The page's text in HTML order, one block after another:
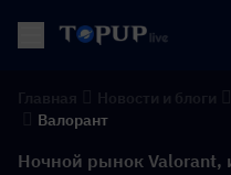
Валорант
Ночной рынок